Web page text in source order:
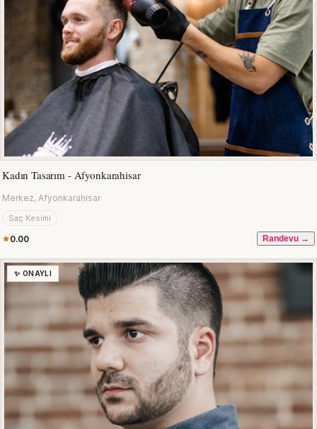
Kadın Tasarım - Afyonkarahisar
Merkez, Afyonkarahisar
Saç Kesimi
0.00 Randevu →
✨ ONAYLI